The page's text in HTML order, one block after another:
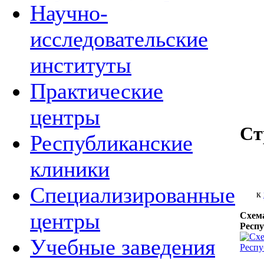
Научно-
исследовательские
институты
Практические
центры
Республиканские
клиники
Специализированные
центры
Учебные заведения
к